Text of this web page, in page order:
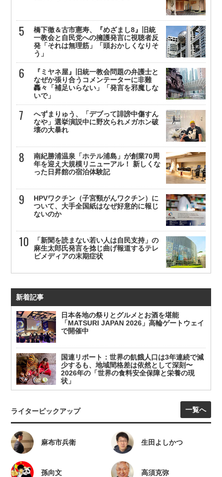
橋下徹＆古市憲寿、『めざまし8』旧統
一教会と自民党への擁護発言に視聴者反
発「それは無理筋」「頭おかしくなりそ
う」
『ミヤネ屋』旧統一教会問題の弁護士と
なぜか張り合うコメンテーターに非難
轟々「補足いらない」「発言を邪魔しな
いで」
へずまりゅう、「デブって誹謗中傷すん
なや」選挙演説中に野次られメガホン破
壊の大暴れ
南紀勝浦温泉「ホテル浦島」が創業70周
年を迎え大規模リニューアル！ 新しくな
った日昇館の宿泊体験記
HPVワクチン（子宮頸がんワクチン）に
ついて、大手全国紙はなぜ好意的に報じ
ないのか
「新聞を読まない若い人は自民支持」の
麻生太郎氏発言を捻じ曲げ報道するテレ
ビメディアの末期症状
新着記事
日本各地の祭りとグルメとお酒を堪能
「MATSURI JAPAN 2026」高輪ゲートウェイ
で開催中
国連リポート：世界の飢餓人口は3年連続で減
少するも、地域間格差は依然として深刻〜
2026年の「世界の食料安全保障と栄養の現
状」
ライターピックアップ 一覧へ
麻布市兵衛 生田よしかつ
孫向文 高須克弥